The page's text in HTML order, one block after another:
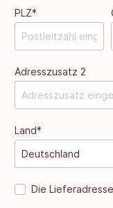
PLZ*
Adresszusatz 2
Land*
Die